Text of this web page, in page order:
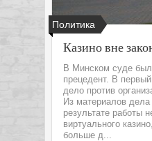
Политика
Казино вне
В Минском суде
прецедент. В
дело против
Из материалов дела
результате работы
виртуального
больше д...